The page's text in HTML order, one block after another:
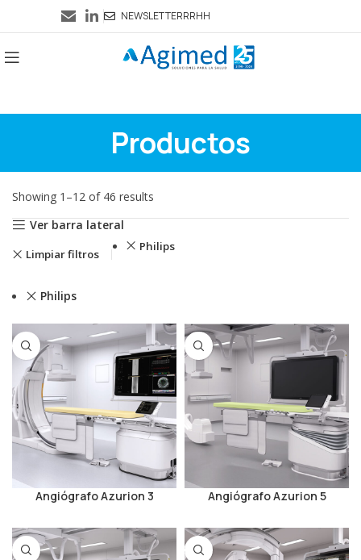
NEWSLETTERRRHH
Productos
Showing 1–12 of 46 results
Ver barra lateral
Limpiar filtros
Philips
Philips
Angiógrafo Azurion 3 Angiógrafo Azurion 5